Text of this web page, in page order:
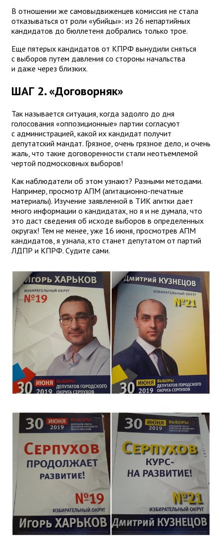
В отношении же самовыдвиженцев комиссия не стала
отказываться от роли «убийцы»: из 26 непартийных
кандидатов до бюллетеня добрались только трое.
Еще пятерых кандидатов от КПРФ вынудили сняться
с выборов путем давления со стороны начальства
и даже через близких.
ШАГ 2. «Договорняк»
Так называется ситуация, когда задолго до дня
голосования «оппозиционные» партии согласуют
с администрацией, какой их кандидат получит
депутатский мандат. Грязное, очень грязное дело, и очень
жаль, что такие договоренности стали неотъемлемой
чертой подмосковных выборов!
Как наблюдатели об этом узнают? Разными методами.
Например, просмотр АПМ (агитационно-печатные
материалы). Изучение заявленной в ТИК агитки дает
много информации о кандидатах, но я и не думала, что
это даст сведения об исходе выборов в определенных
округах! Тем не менее, уже 16 июня, просмотрев АПМ
кандидатов, я узнала, кто станет депутатом от партий
ЛДПР и КПРФ. Судите сами.